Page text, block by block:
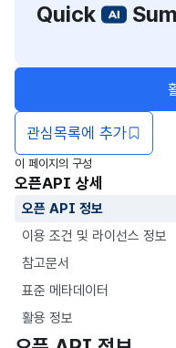
Quick
관심목록에 추가
이 페이지의 구성
오픈API 상세
오픈 API 정보
이용 조건 및 라이선스 정보
참고문서
표준 메타데이터
활용 정보